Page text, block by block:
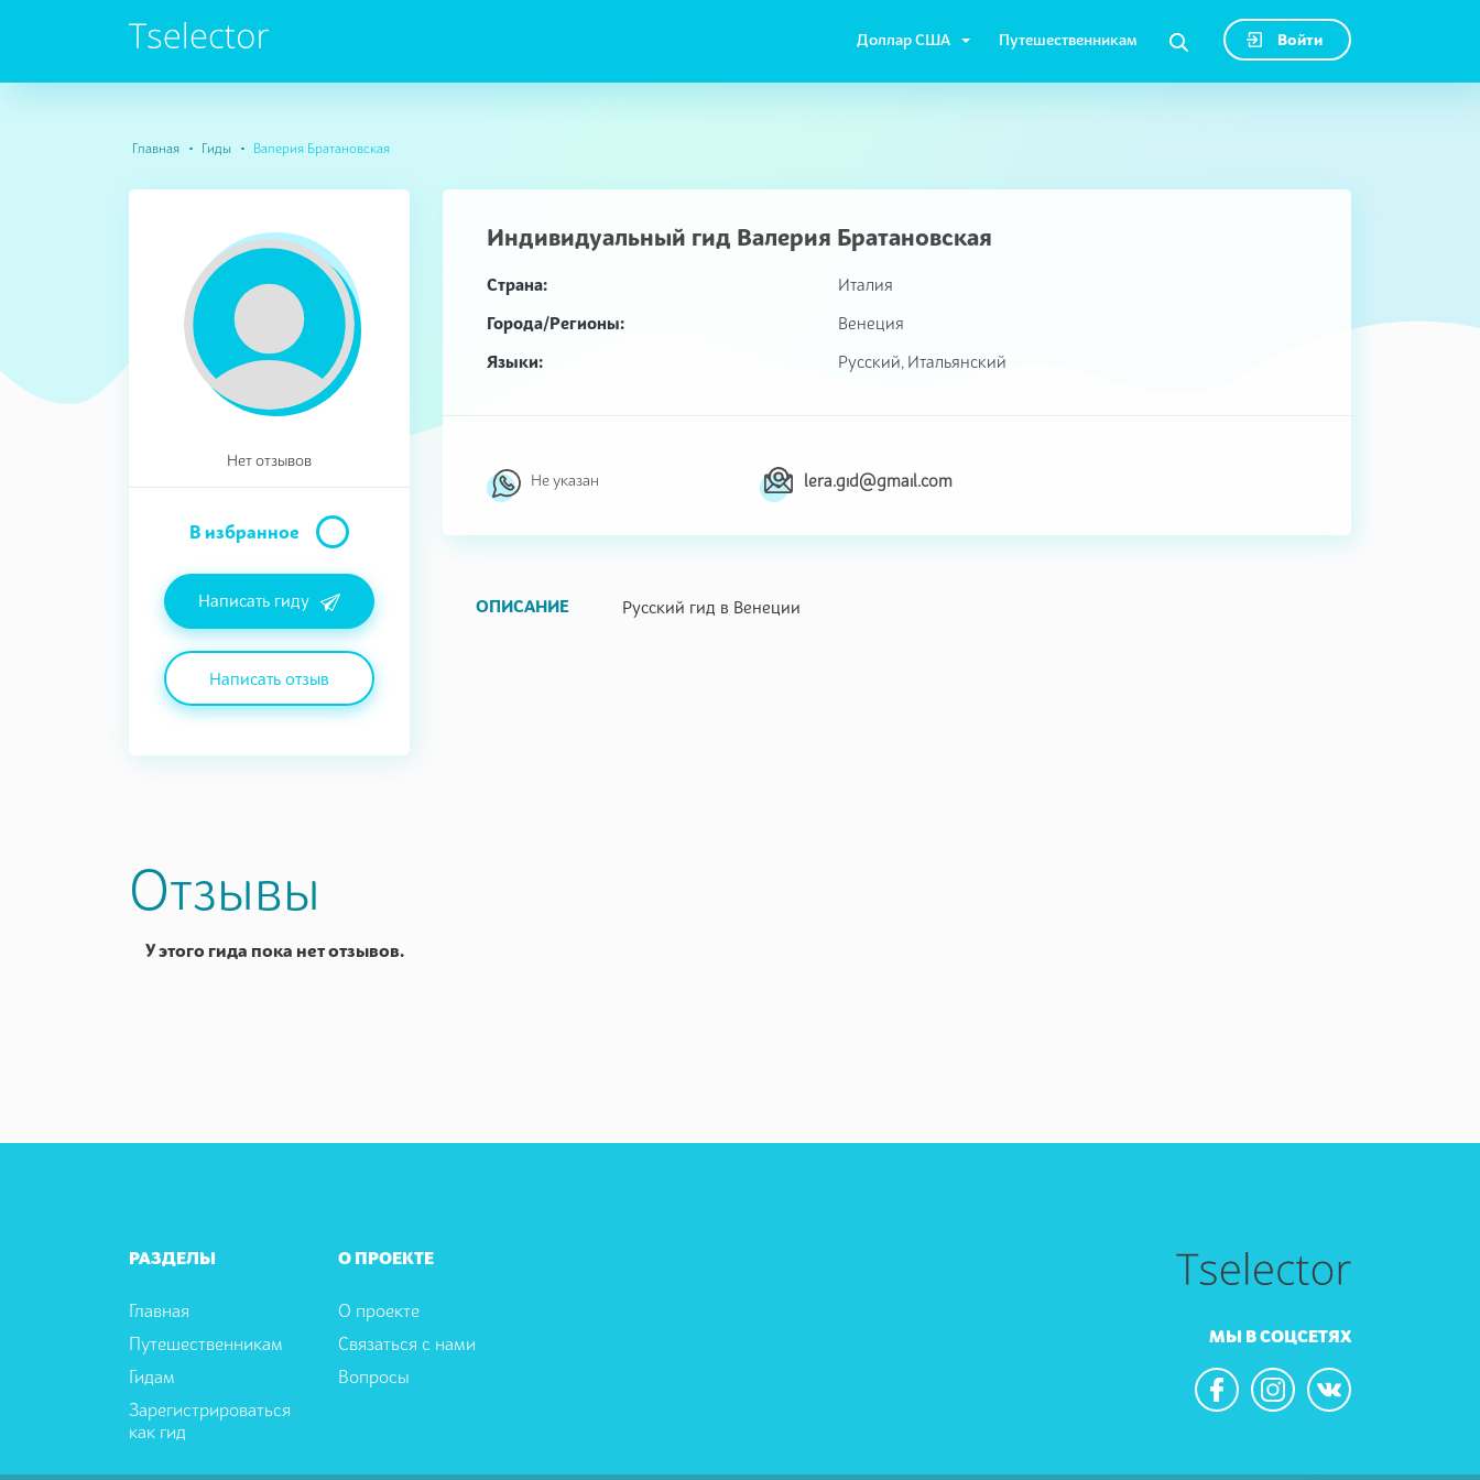
Доллар США Путешественникам Войти
Главная Гиды Валерия Братановская
Нет отзывов
В избранное
Написать гиду
Написать отзыв
Индивидуальный гид Валерия Братановская
Страна:
Италия
Города/Регионы:
Венеция
Языки:
Русский, Итальянский
Не указан lera.gid@gmail.com
ОПИСАНИЕ Русский гид в Венеции
Отзывы
У этого гида пока нет отзывов.
РАЗДЕЛЫ
Главная
Путешественникам
Гидам
Зарегистрироваться
как гид
О ПРОЕКТЕ
О проекте
Связаться с нами
Вопросы
МЫ В СОЦСЕТЯХ